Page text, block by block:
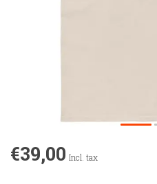
€39,00 Incl. tax